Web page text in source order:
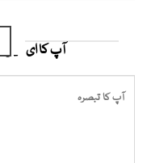
آپ کا ای میل